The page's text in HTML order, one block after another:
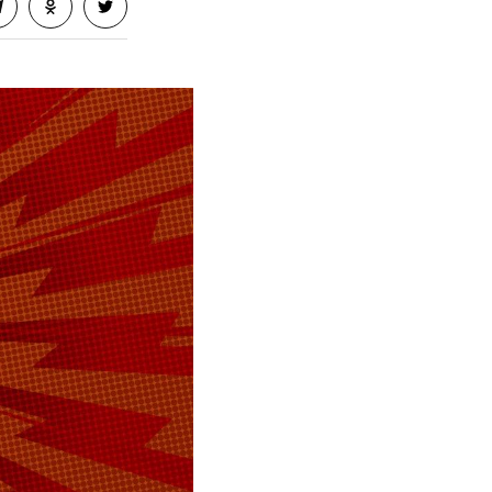
а в одном
пять